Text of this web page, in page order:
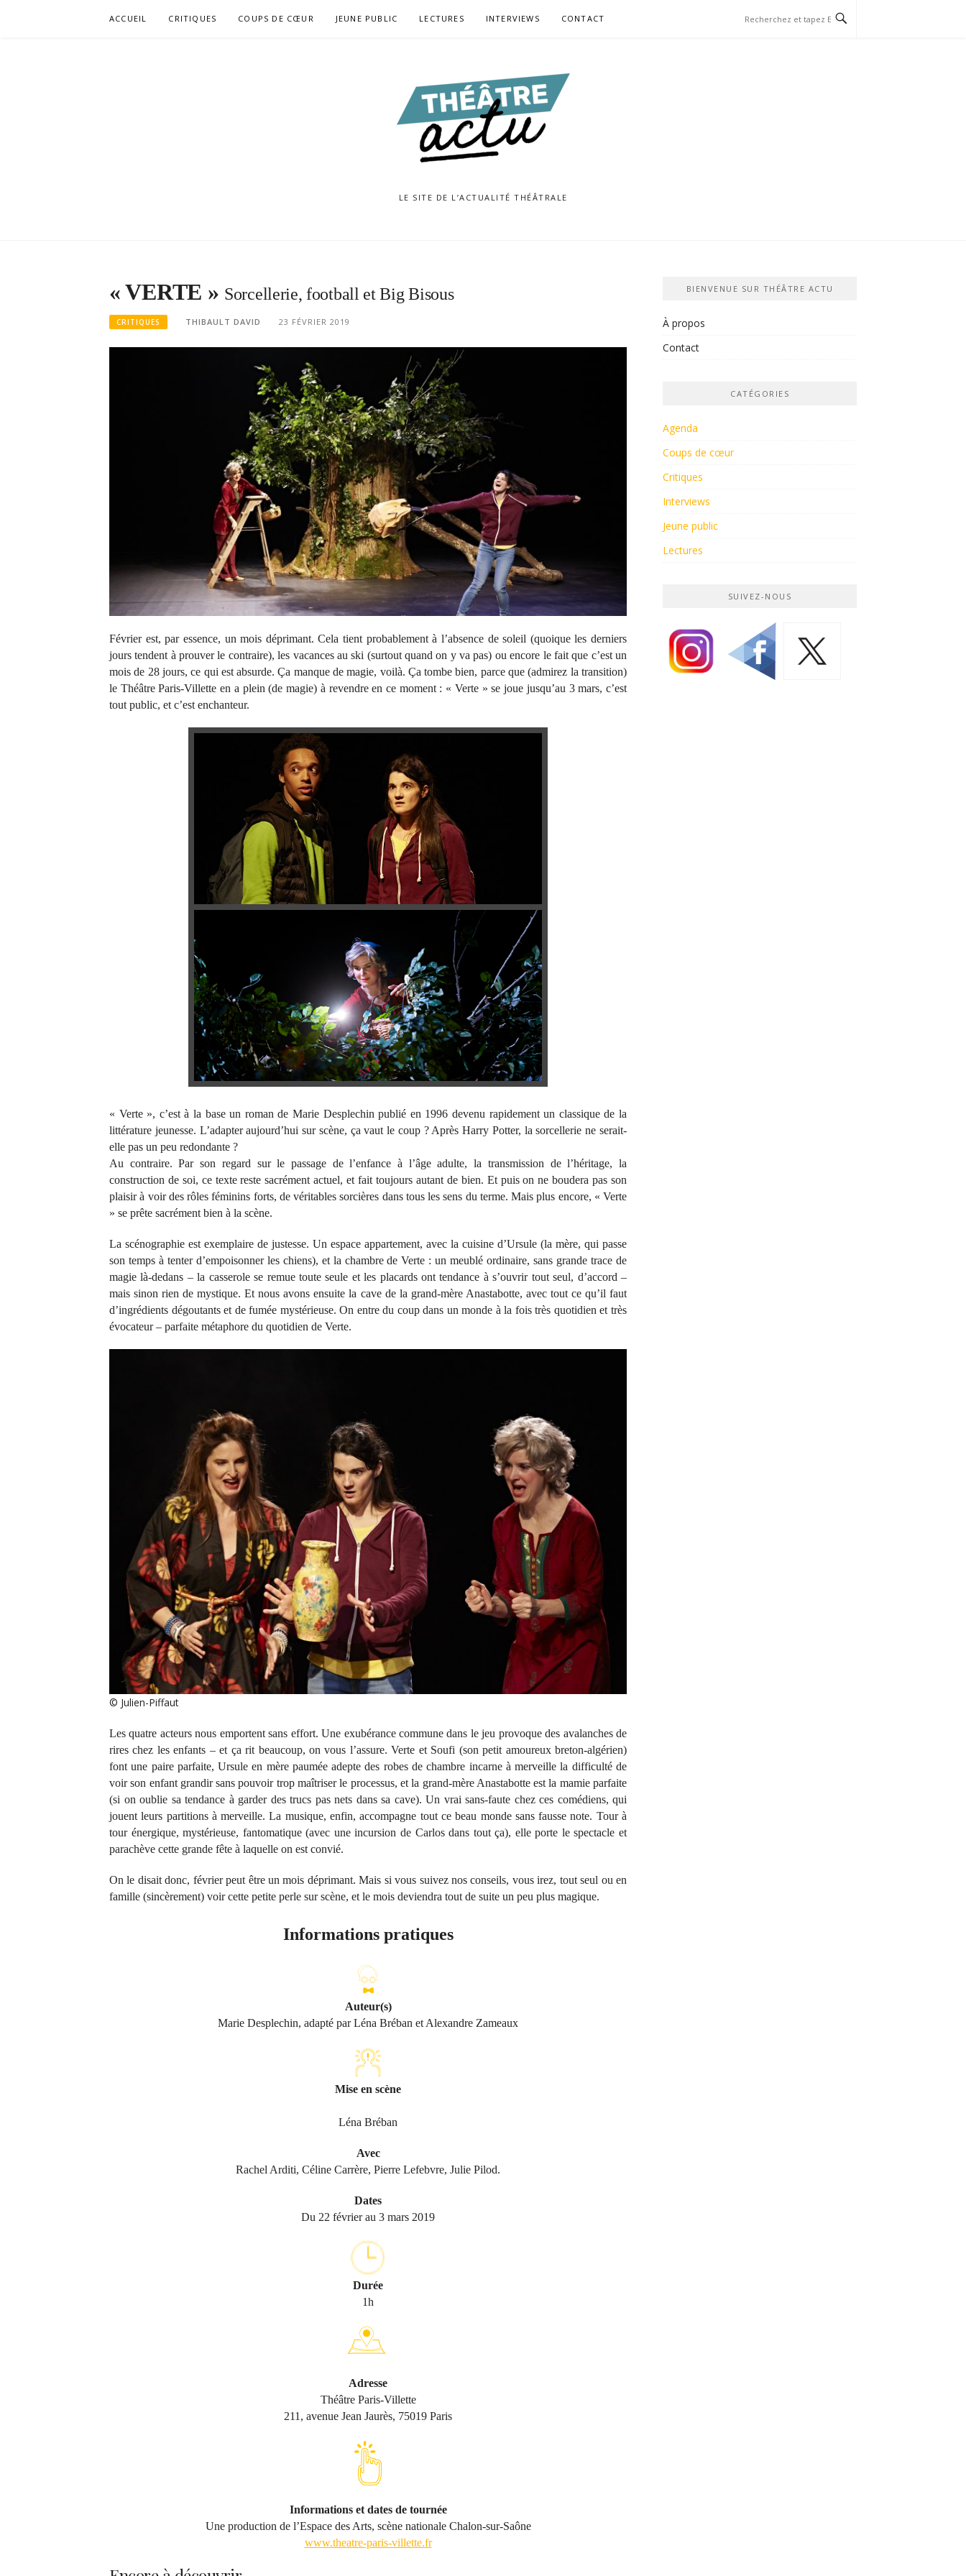
ACCUEIL CRITIQUES COUPS DE CŒUR JEUNE PUBLIC LECTURES INTERVIEWS CONTACT
LE SITE DE L’ACTUALITÉ THÉÂTRALE
« VERTE » Sorcellerie, football et Big Bisous
CRITIQUES THIBAULT DAVID 23 FÉVRIER 2019
Février est, par essence, un mois déprimant. Cela tient probablement à l’absence de soleil (quoique les derniers
jours tendent à prouver le contraire), les vacances au ski (surtout quand on y va pas) ou encore le fait que c’est un
mois de 28 jours, ce qui est absurde. Ça manque de magie, voilà. Ça tombe bien, parce que (admirez la transition)
le Théâtre Paris-Villette en a plein (de magie) à revendre en ce moment : « Verte » se joue jusqu’au 3 mars, c’est
tout public, et c’est enchanteur.
« Verte », c’est à la base un roman de Marie Desplechin publié en 1996 devenu rapidement un classique de la
littérature jeunesse. L’adapter aujourd’hui sur scène, ça vaut le coup ? Après Harry Potter, la sorcellerie ne serait-
elle pas un peu redondante ?
Au contraire. Par son regard sur le passage de l’enfance à l’âge adulte, la transmission de l’héritage, la
construction de soi, ce texte reste sacrément actuel, et fait toujours autant de bien. Et puis on ne boudera pas son
plaisir à voir des rôles féminins forts, de véritables sorcières dans tous les sens du terme. Mais plus encore, « Verte
» se prête sacrément bien à la scène.
La scénographie est exemplaire de justesse. Un espace appartement, avec la cuisine d’Ursule (la mère, qui passe
son temps à tenter d’empoisonner les chiens), et la chambre de Verte : un meublé ordinaire, sans grande trace de
magie là-dedans – la casserole se remue toute seule et les placards ont tendance à s’ouvrir tout seul, d’accord –
mais sinon rien de mystique. Et nous avons ensuite la cave de la grand-mère Anastabotte, avec tout ce qu’il faut
d’ingrédients dégoutants et de fumée mystérieuse. On entre du coup dans un monde à la fois très quotidien et très
évocateur – parfaite métaphore du quotidien de Verte.
© Julien-Piffaut
Les quatre acteurs nous emportent sans effort. Une exubérance commune dans le jeu provoque des avalanches de
rires chez les enfants – et ça rit beaucoup, on vous l’assure. Verte et Soufi (son petit amoureux breton-algérien)
font une paire parfaite, Ursule en mère paumée adepte des robes de chambre incarne à merveille la difficulté de
voir son enfant grandir sans pouvoir trop maîtriser le processus, et la grand-mère Anastabotte est la mamie parfaite
(si on oublie sa tendance à garder des trucs pas nets dans sa cave). Un vrai sans-faute chez ces comédiens, qui
jouent leurs partitions à merveille. La musique, enfin, accompagne tout ce beau monde sans fausse note. Tour à
tour énergique, mystérieuse, fantomatique (avec une incursion de Carlos dans tout ça), elle porte le spectacle et
parachève cette grande fête à laquelle on est convié.
On le disait donc, février peut être un mois déprimant. Mais si vous suivez nos conseils, vous irez, tout seul ou en
famille (sincèrement) voir cette petite perle sur scène, et le mois deviendra tout de suite un peu plus magique.
Informations pratiques
Auteur(s)
Marie Desplechin, adapté par Léna Bréban et Alexandre Zameaux
Mise en scène
Léna Bréban
Avec
Rachel Arditi, Céline Carrère, Pierre Lefebvre, Julie Pilod.
Dates
Du 22 février au 3 mars 2019
Durée
1h
Adresse
Théâtre Paris-Villette
211, avenue Jean Jaurès, 75019 Paris
Informations et dates de tournée
Une production de l’Espace des Arts, scène nationale Chalon-sur-Saône
www.theatre-paris-villette.fr
BIENVENUE SUR THÉÂTRE ACTU
À propos
Contact
CATÉGORIES
Agenda
Coups de cœur
Critiques
Interviews
Jeune public
Lectures
SUIVEZ-NOUS